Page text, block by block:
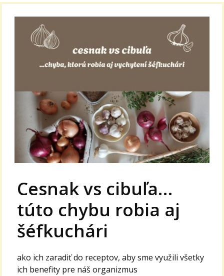
Cesnak vs cibuľa…
túto chybu robia aj
šéfkuchári
ako ich zaradiť do receptov, aby sme využili všetky
ich benefity pre náš organizmus